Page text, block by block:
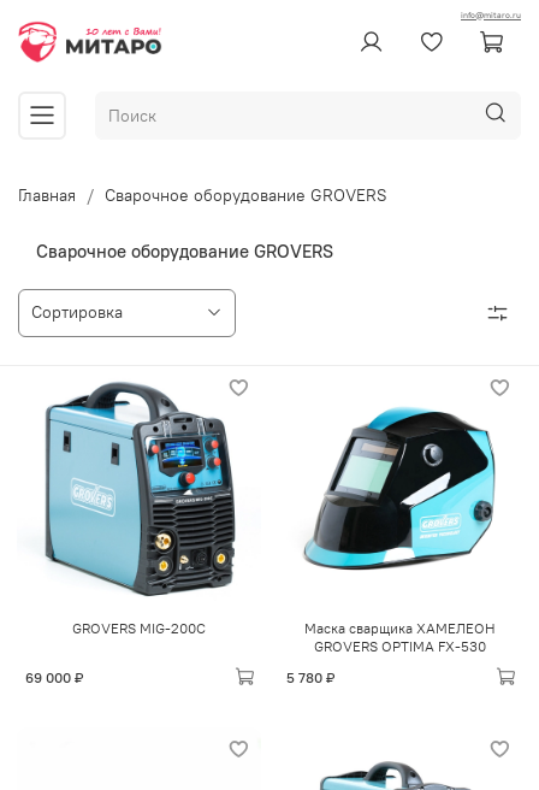
info@mitaro.ru
Главная Сварочное оборудование GROVERS
Сварочное оборудование GROVERS
GROVERS MIG-200C
69 000 ₽
Маска сварщика ХАМЕЛЕОН
GROVERS OPTIMA FX-530
5 780 ₽